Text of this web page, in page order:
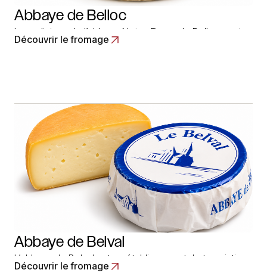
Abbaye de Belloc
Les religieux de l’abbaye Notre-Dame de Belloc sont
probablement les initiateurs et les créateurs des
climat océanique qui permit dès les temps les plus…
Read More
Découvrir le fromage
Abbaye de Belval
L’abbaye de Belval est un établissement de trappistines
situé sur un hameau de la commune de Saint-Pol-sur-
Découvrir le fromage